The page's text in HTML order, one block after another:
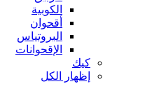
الكوبية
أقحوان
البروتياس
الإقحوانات
كيك
إظهار الكل